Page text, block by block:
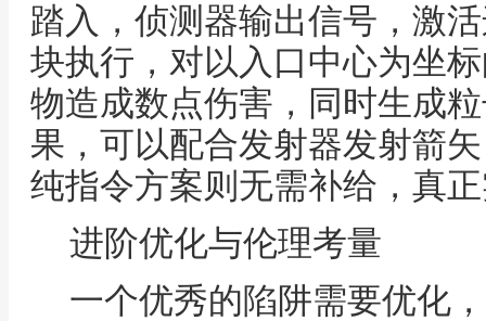
踏入，侦测器输出信号，激
块执行，对以入口中心为坐
物造成数点伤害，同时生成
果，可以配合发射器发射箭
纯指令方案则无需补给，真
进阶优化与伦理考量
一个优秀的陷阱需要优化